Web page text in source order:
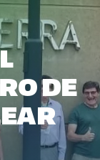
DE